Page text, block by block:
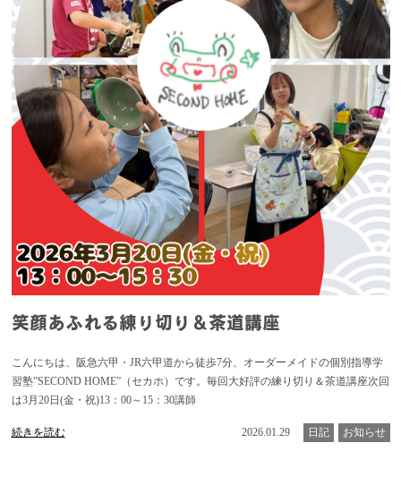
笑顔あふれる練り切り＆茶道講座
こんにちは、阪急六甲・JR六甲道から徒歩7分、オーダーメイドの個別指導学
習塾”SECOND HOME”（セカホ）です。毎回大好評の練り切り＆茶道講座次回
は3月20日(金・祝)13：00～15：30講師
続きを読む 2026.01.29 日記 お知らせ